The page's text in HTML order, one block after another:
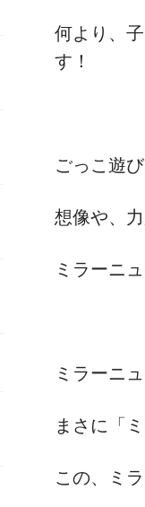
何より、
す！
ごっこ遊
想像や、
ミラーニ
ミラーニ
まさに「
この、ミ